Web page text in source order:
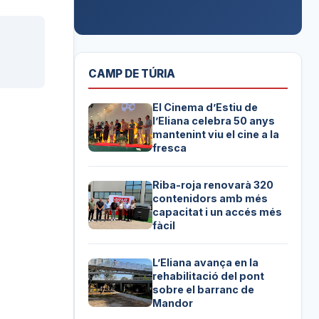
CAMP DE TÚRIA
El Cinema d’Estiu de
l’Eliana celebra 50 anys
mantenint viu el cine a la
fresca
Riba-roja renovarà 320
contenidors amb més
capacitat i un accés més
fàcil
L’Eliana avança en la
rehabilitació del pont
sobre el barranc de
Mandor